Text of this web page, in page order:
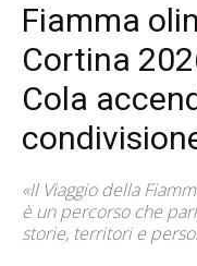
Fiamma
Cortina
Cola
«Il Viaggio della
è un percorso che
storie, territori e